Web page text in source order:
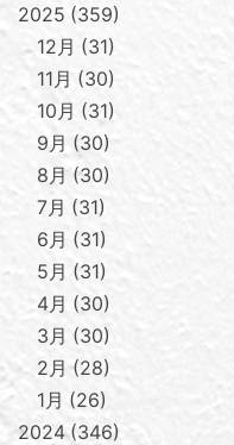
2025 359
12月
31
11月
30
10月
31
9月
30
8月
30
7月
31
6月
31
5月
31
4月
30
3月
30
2月
28
1月
26
2024 346